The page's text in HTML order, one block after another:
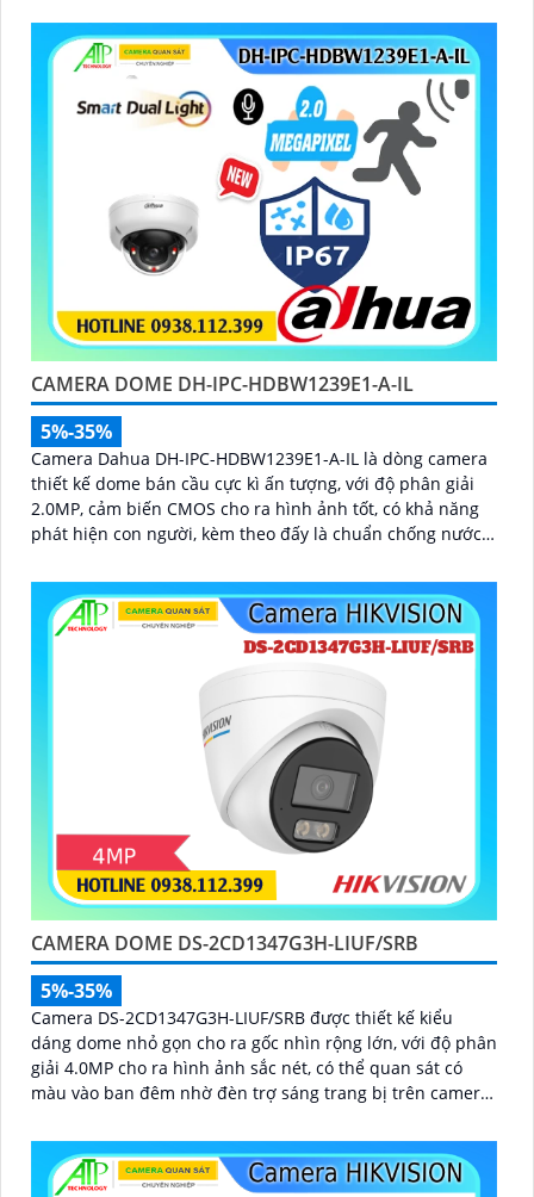
CAMERA DOME DH-IPC-HDBW1239E1-A-IL
5%-35%
Camera Dahua DH-IPC-HDBW1239E1-A-IL là dòng camera
thiết kế dome bán cầu cực kì ấn tượng, với độ phân giải
2.0MP, cảm biến CMOS cho ra hình ảnh tốt, có khả năng
phát hiện con người, kèm theo đấy là chuẩn chống nước
lạnh giá
CAMERA DOME DS-2CD1347G3H-LIUF/SRB
5%-35%
Camera DS-2CD1347G3H-LIUF/SRB được thiết kế kiểu
dáng dome nhỏ gọn cho ra gốc nhìn rộng lớn, với độ phân
giải 4.0MP cho ra hình ảnh sắc nét, có thể quan sát có
màu vào ban đêm nhờ đèn trợ sáng trang bị trên camera,
bằng công nghệ PoE